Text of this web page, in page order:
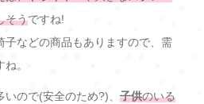
そうですね!
子などの商品もありますので、需
。
ので(安全のため?)、 子供のいる